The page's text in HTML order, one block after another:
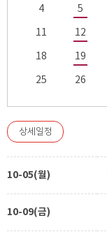
4 5
11 12
18 19
25 26
상세일정
10-05(월)
10-09(금)